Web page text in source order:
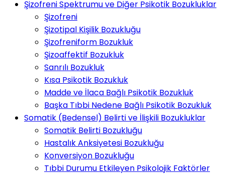
Şizofreni Spektrumu ve Diğer Psikotik Bozukluklar
Şizofreni
Şizotipal Kişilik Bozukluğu
Şizofreniform Bozukluk
Şizoaffektif Bozukluk
Sanrılı Bozukluk
Kısa Psikotik Bozukluk
Madde ve İlaca Bağlı Psikotik Bozukluk
Başka Tıbbi Nedene Bağlı Psikotik Bozukluk
Somatik (Bedensel) Belirti ve İlişkili Bozukluklar
Somatik Belirti Bozukluğu
Hastalık Anksiyetesi Bozukluğu
Konversiyon Bozukluğu
Tıbbi Durumu Etkileyen Psikolojik Faktörler